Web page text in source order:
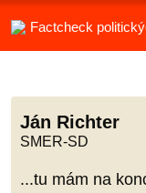
Factcheck
Ján Richter
SMER-SD
...tu mám na